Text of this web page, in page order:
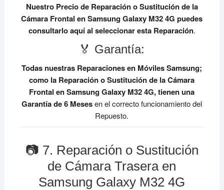
Nuestro Precio de Reparación o Sustitución de la
Cámara Frontal en Samsung Galaxy M32 4Gpuedes
consultarlo aquí al seleccionar esta Reparación.
🏅 Garantía:
Todas nuestras Reparaciones en Móviles Samsung;
como la Reparación o Sustitución de la Cámara
Frontal en Samsung Galaxy M32 4G, tienen una
Garantía de 6 Mesesen el correcto funcionamiento del
Repuesto.
📷 7. Reparación o Sustitución
de Cámara Trasera en
Samsung Galaxy M32 4G